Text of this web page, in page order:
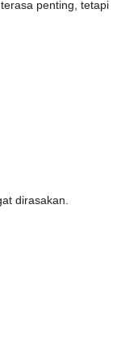
penting, tetapi
dirasakan.